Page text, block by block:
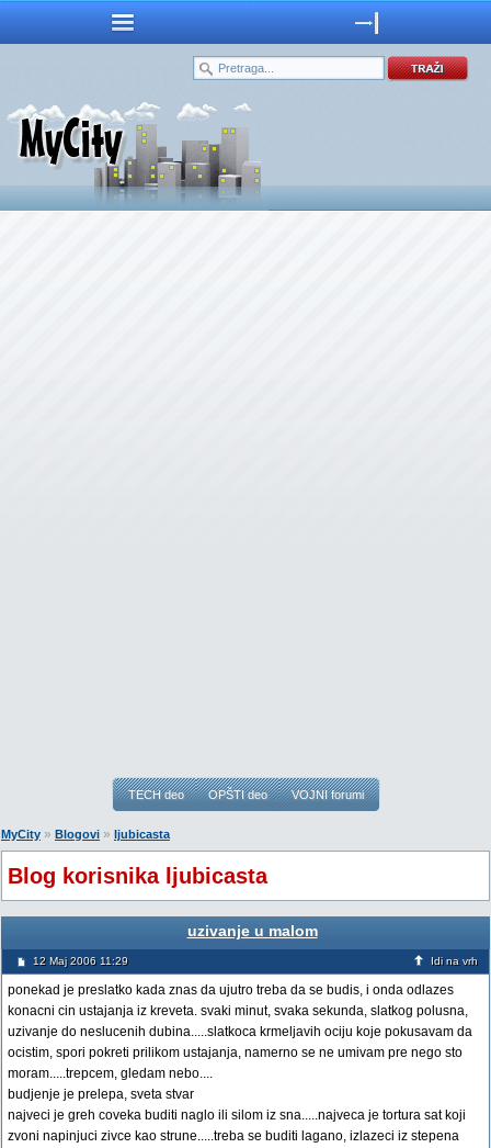
TECH deo OPŠTI deo VOJNI forumi
MyCity » Blogovi » ljubicasta
Blog korisnika ljubicasta
uzivanje u malom
12 Maj 2006 11:29 Idi na vrh
ponekad je preslatko kada znas da ujutro treba da se budis, i onda odlazes
konacni cin ustajanja iz kreveta. svaki minut, svaka sekunda, slatkog polusna,
uzivanje do neslucenih dubina.....slatkoca krmeljavih ociju koje pokusavam da
ocistim, spori pokreti prilikom ustajanja, namerno se ne umivam pre nego sto
moram.....trepcem, gledam nebo....
budjenje je prelepa, sveta stvar
najveci je greh coveka buditi naglo ili silom iz sna.....najveca je tortura sat koji
zvoni napinjuci zivce kao strune.....treba se buditi lagano, izlazeci iz stepena